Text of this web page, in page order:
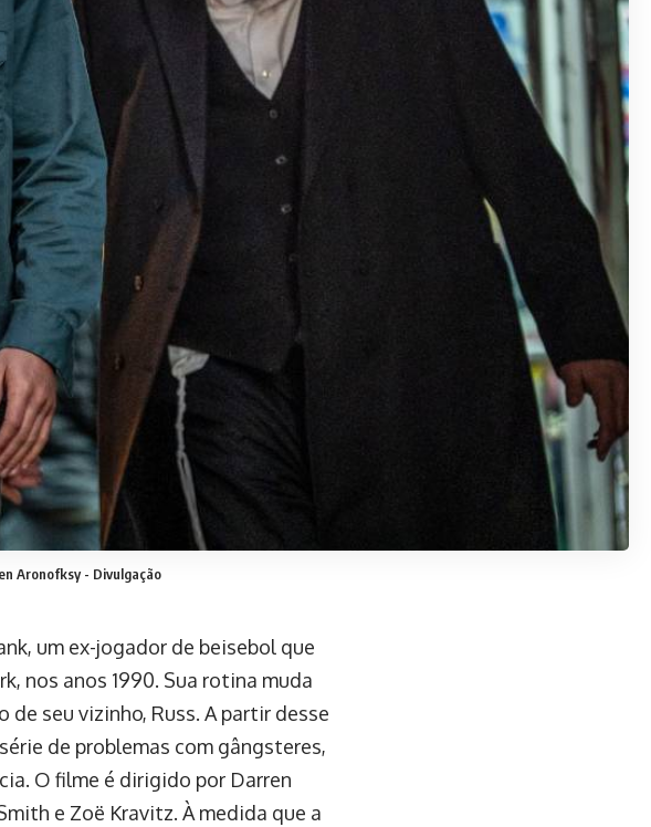
Aronofksy - Divulgação
um ex-jogador de beisebol que
nos anos 1990. Sua rotina muda
seu vizinho, Russ. A partir desse
de problemas com gângsteres,
O filme é dirigido por Darren
e Zoë Kravitz. À medida que a